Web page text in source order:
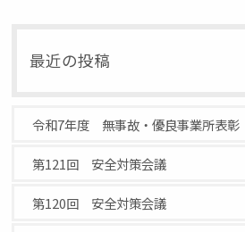
最近の投稿
令和7年度 無事故・優良事業所表彰
第121回 安全対策会議
第120回 安全対策会議